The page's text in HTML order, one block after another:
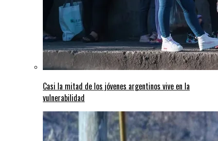
Casi la mitad de los jóvenes argentinos vive en la
vulnerabilidad